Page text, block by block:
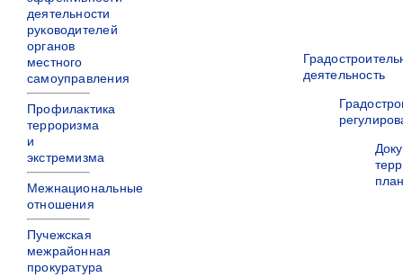
деятельности
руководителей
органов
местного
самоуправления
Профилактика
терроризма
и
экстремизма
Межнациональные
отношения
Пучежская
межрайонная
прокуратура
деятельность